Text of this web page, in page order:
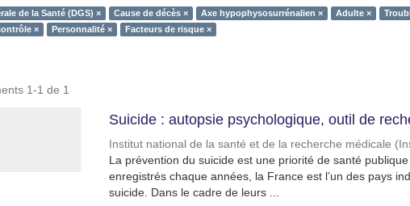
de la Santé (DGS) × Cause de décès × Axe hypophysosurrénalien × Adulte ×
×
Personnalité × Facteurs de risque ×
1-1 de 1
Suicide : autopsie psychologique, outil de
Institut national de la santé et de la recherche médicale
La prévention du suicide est une priorité de santé
enregistrés chaque années, la France est l’un des pays
suicide. Dans le cadre de leurs ...